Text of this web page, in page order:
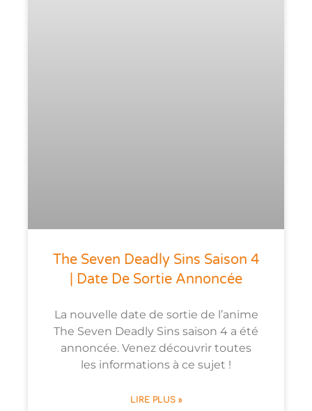
The Seven Deadly Sins Saison 4
| Date De Sortie Annoncée
La nouvelle date de sortie de l’anime
The Seven Deadly Sins saison 4 a été
annoncée. Venez découvrir toutes
les informations à ce sujet !
LIRE PLUS »